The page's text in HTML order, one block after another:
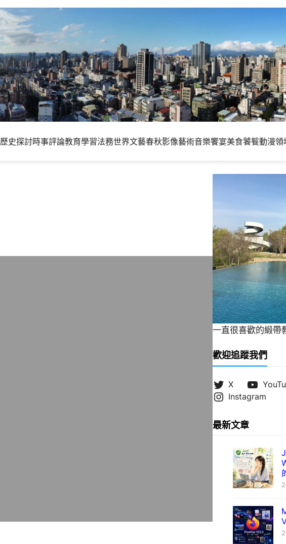
歷史探討時事評論教育學習法務世界文藝春秋影像藝術音樂饗宴美食饕餮動漫領
一直很喜歡的緞帶
歡迎追蹤我們
X
Instagram
最新文章